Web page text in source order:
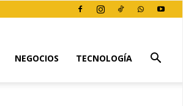
NEGOCIOS TECNOLOGÍA